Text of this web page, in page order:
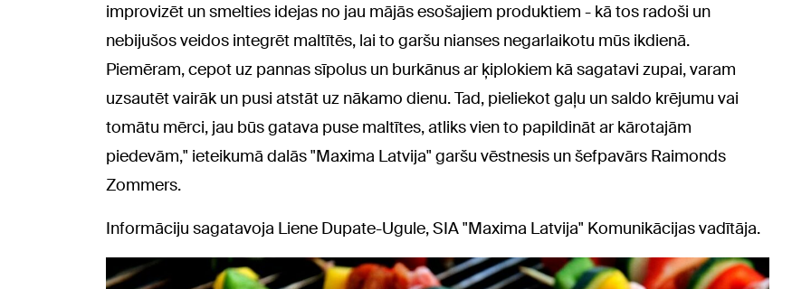
improvizēt un smelties idejas no jau mājās esošajiem produktiem - kā tos radoši un
nebijušos veidos integrēt maltītēs, lai to garšu nianses negarlaikotu mūs ikdienā.
Piemēram, cepot uz pannas sīpolus un burkānus ar ķiplokiem kā sagatavi zupai, varam
uzsautēt vairāk un pusi atstāt uz nākamo dienu. Tad, pieliekot gaļu un saldo krējumu vai
tomātu mērci, jau būs gatava puse maltītes, atliks vien to papildināt ar kārotajām
piedevām," ieteikumā dalās "Maxima Latvija" garšu vēstnesis un šefpavārs Raimonds
Zommers.
Informāciju sagatavoja Liene Dupate-Ugule, SIA "Maxima Latvija" Komunikācijas vadītāja.